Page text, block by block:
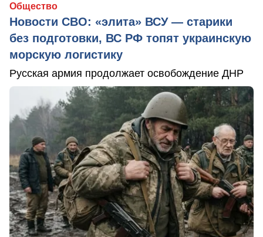
Общество
Новости СВО: «элита» ВСУ — старики
без подготовки, ВС РФ топят украинскую
морскую логистику
Русская армия продолжает освобождение ДНР